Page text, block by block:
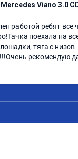
Viano 3.0
работой ребят все
поехала на
тяга с низов
рекомендую